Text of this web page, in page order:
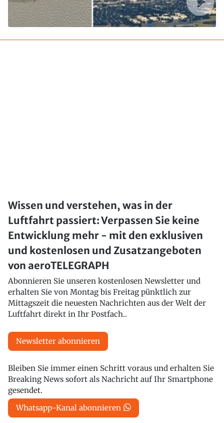
Wissen und verstehen, was in der
Luftfahrt passiert: Verpassen Sie keine
Entwicklung mehr - mit den exklusiven
und kostenlosen und Zusatzangeboten
von aeroTELEGRAPH
Abonnieren Sie unseren kostenlosen Newsletter und
erhalten Sie von Montag bis Freitag pünktlich zur
Mittagszeit die neuesten Nachrichten aus der Welt der
Luftfahrt direkt in Ihr Postfach..
Newsletter abonnieren
Bleiben Sie immer einen Schritt voraus und erhalten Sie
Breaking News sofort als Nachricht auf Ihr Smartphone
gesendet.
Whatsapp-Kanal abonnieren